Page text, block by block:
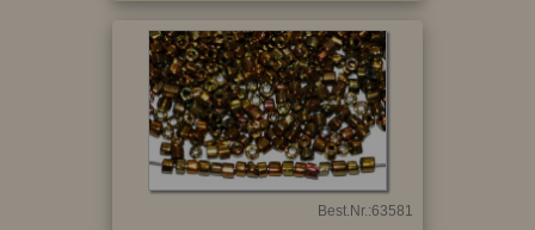
Best.Nr.:63581